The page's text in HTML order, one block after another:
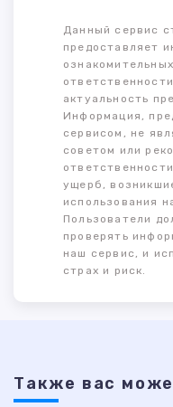
Данный сервис
предоставляет
актуальность
Информация,
сервисом, не
советом или
ущерб,
использования
Пользователи
проверять
наш сервис, и
страх и риск.
Также ваc